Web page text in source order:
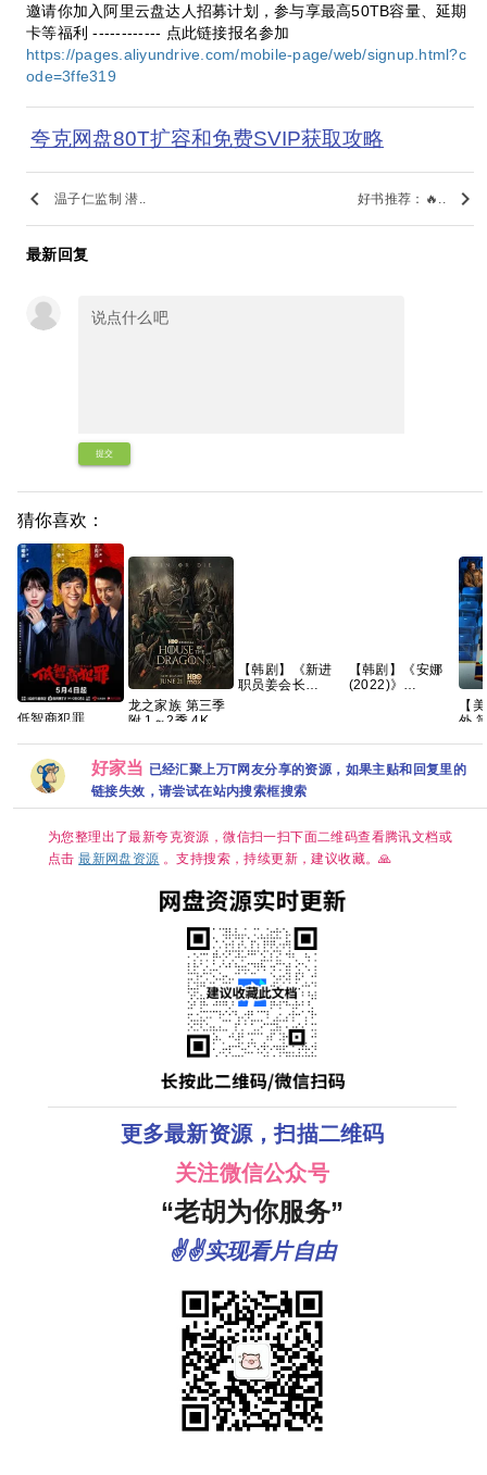
邀请你加入阿里云盘达人招募计划，参与享最高50TB容量、延期
卡等福利 ------------ 点此链接报名参加
https://pages.aliyundrive.com/mobile-page/web/signup.html?c
ode=3ffe319
夸克网盘80T扩容和免费SVIP获取攻略
keyboard_arrow_left 温子仁监制 潜.. 好书推荐：🔥.. keyboard_arrow_right
最新回复
提交
猜你喜欢：
低智商犯罪
记/4K 60 50FPS
S01杜比音效
HDR HiveWeb/
内嵌简中字幕/
【单集1～3GB】
龙之家族 第三季
附 1～2季 4K
简繁英字幕 【单
集7GB左右】
【韩剧】《新进
职员姜会长
集】
【韩剧】《安娜
(2022)》
【
外
校
好家当 已经汇聚上万T网友分享的资源，如果主贴和回复里的
链接失效，请尝试在站内搜索框搜索
为您整理出了最新夸克资源，微信扫一扫下面二维码查看腾讯文档或
点击最新网盘资源 。支持搜索，持续更新，建议收藏。🙏
更多最新资源，扫描二维码
关注微信公众号
“老胡为你服务”
✌✌实现看片自由